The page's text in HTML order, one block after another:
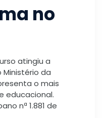
no
atingiu a
da
o mais
educacional.
nª 1.881 de